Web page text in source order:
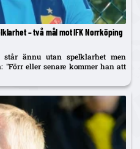
– två mål mot IFK Norrköping
står ännu utan spelklarhet men
"Förr eller senare kommer han att